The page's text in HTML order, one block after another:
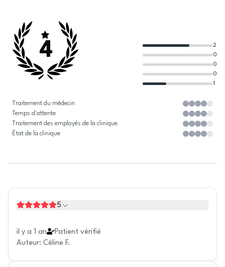
4
1
0
0
0
2
Traitement du médecin
Temps d'attente
Traitement des employés de la clinique
État de la clinique
5
il y a 1 an
Patient vérifié
Auteur: Céline F.